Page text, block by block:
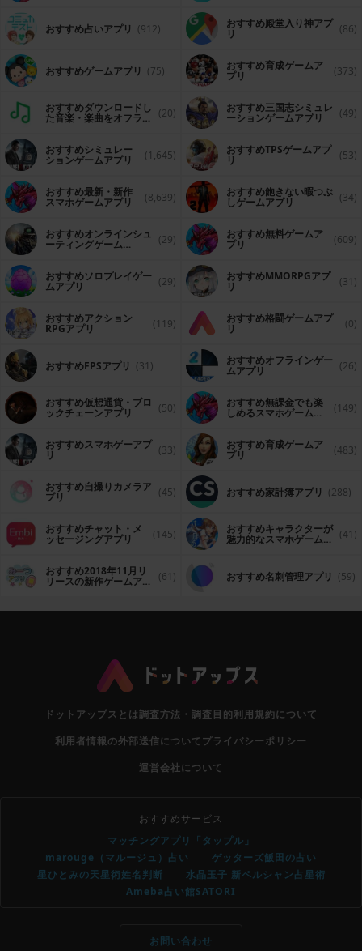
おすすめ占いアプリ (912) おすすめ殿堂入り神アプ
リ (86)
おすすめゲームアプリ (75) おすすめ育成ゲームア
プリ (373)
おすすめダウンロードし
た音楽・楽曲をオフライ (20) おすすめ三国志シミュレ
ーションゲームアプリ (49)
おすすめシミュレー
ションゲームアプリ (1,645) おすすめTPSゲームアプ
リ (53)
おすすめ最新・新作
スマホゲームアプリ (8,639) おすすめ飽きない暇つぶ
しゲームアプリ (34)
おすすめオンラインシュ
ーティングゲーム (29) おすすめ無料ゲームア
プリ (609)
おすすめソロプレイゲー
ムアプリ (29) おすすめ MMORPGアプ
リ (31)
おすすめアクション
RPGアプリ (119) おすすめ格闘ゲームアプ
リ (0)
おすすめFPSアプリ (31) おすすめオフラインゲー
ムアプリ (26)
おすすめ仮想通貨・ブロ
ックチェーンアプリ (50) おすすめ無課金でも楽
しめるスマホゲームア (149)
おすすめスマホゲーアプ
リ (33) おすすめ育成ゲームア
プリ (483)
おすすめ自撮りカメラア
プリ (45) おすすめ家計簿アプリ (288)
おすすめチャット・メ
ッセージングアプリ (145) おすすめキャラクターが
魅力的なスマホゲームア (41)
おすすめ2018年11月リ
リースの新作ゲームアプ (61) おすすめ名刺管理アプリ (59)
ドットアップスとは調査方法・調査目的利用規約について
利用者情報の外部送信についてプライバシーポリシー
運営会社について
おすすめサービス
マッチングアプリ「タップル」
marouge（マルージュ）占い
ゲッターズ飯田の占い
星ひとみの天星術姓名判断
水晶玉子 新ペルシャン占星術
Ameba占い館SATORI
お問い合わせ